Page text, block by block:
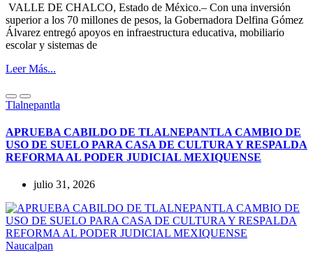
VALLE DE CHALCO, Estado de México.– Con una inversión
superior a los 70 millones de pesos, la Gobernadora Delfina Gómez
Álvarez entregó apoyos en infraestructura educativa, mobiliario
escolar y sistemas de
Leer Más...
Tlalnepantla
APRUEBA CABILDO DE TLALNEPANTLA CAMBIO DE
USO DE SUELO PARA CASA DE CULTURA Y RESPALDA
REFORMA AL PODER JUDICIAL MEXIQUENSE
julio 31, 2026
Naucalpan